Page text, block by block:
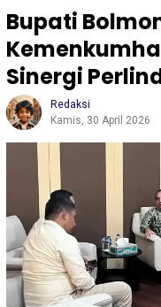
Bupati
Sinergi
Redaksi
Kamis, 30 April 2026